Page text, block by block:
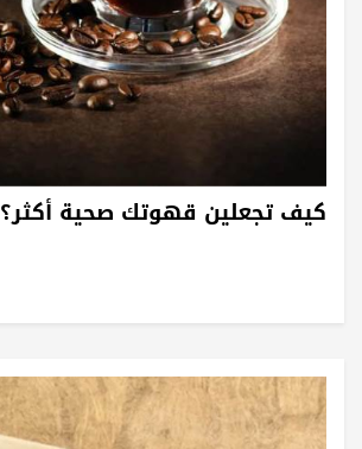
كيف تجعلين قهوتك صحية أكثر؟